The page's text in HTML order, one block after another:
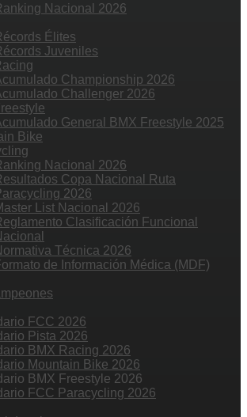
Nacional 2026
Élites
Juveniles
Championship 2026
Challenger 2026
General BMX Freestyle 2025
Bike
Nacional 2026
Copa Nacional Ruta
2026
List Nacional 2026
Clasificación Funcional
Técnica 2026
de Información Médica (MDF)
FCC 2026
Pista 2026
BMX Racing 2026
Mountain Bike 2026
BMX Freestyle 2026
FCC Paracycling 2026